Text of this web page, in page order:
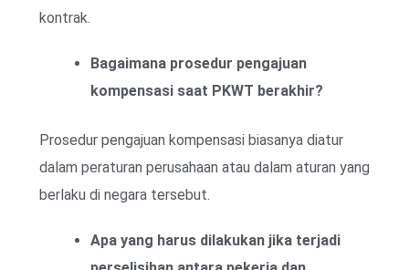
kontrak.
Bagaimana prosedur pengajuan
kompensasi saat PKWT berakhir?
Prosedur pengajuan kompensasi biasanya diatur
dalam peraturan perusahaan atau dalam aturan yang
berlaku di negara tersebut.
Apa yang harus dilakukan jika terjadi